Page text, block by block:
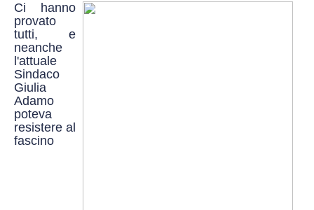
Ci hanno
provato
tutti, e
neanche
l'attuale
Sindaco
Giulia
Adamo
poteva
resistere al
fascino